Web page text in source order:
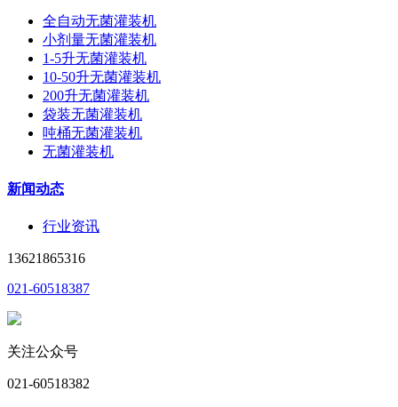
全自动无菌灌装机
小剂量无菌灌装机
1-5升无菌灌装机
10-50升无菌灌装机
200升无菌灌装机
袋装无菌灌装机
吨桶无菌灌装机
无菌灌装机
新闻动态
行业资讯
13621865316
021-60518387
关注公众号
021-60518382